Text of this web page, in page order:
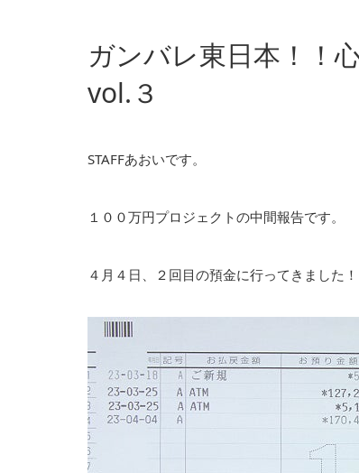
ガンバレ東日本！！
vol.３
STAFFあおいです。
１００万円プロジェクトの中間報告です。
４月４日、２回目の預金に行ってきました！